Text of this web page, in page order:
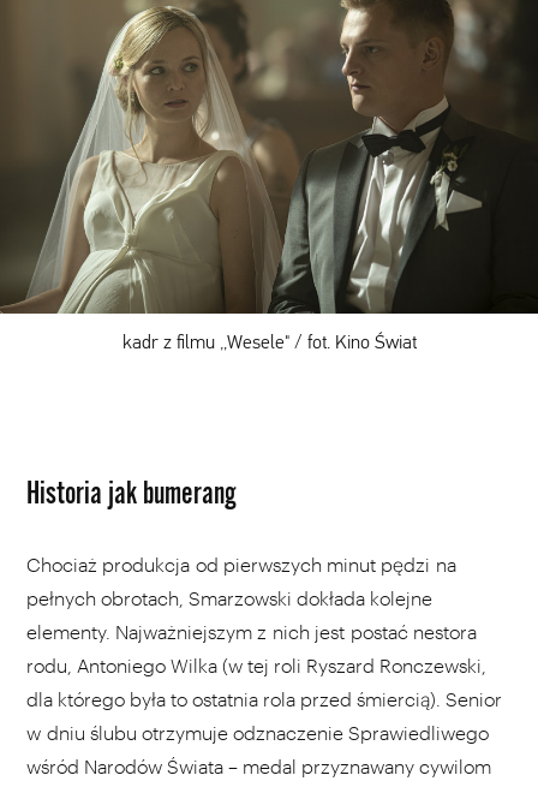
kadr z filmu „Wesele" / fot. Kino Świat
Historia jak bumerang
Chociaż produkcja od pierwszych minut pędzi na
pełnych obrotach, Smarzowski dokłada kolejne
elementy. Najważniejszym z nich jest postać nestora
rodu, Antoniego Wilka (w tej roli Ryszard Ronczewski,
dla którego była to ostatnia rola przed śmiercią). Senior
w dniu ślubu otrzymuje odznaczenie Sprawiedliwego
wśród Narodów Świata – medal przyznawany cywilom